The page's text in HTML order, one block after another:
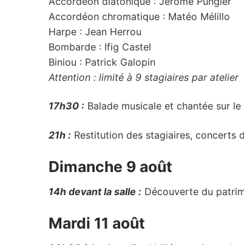
Accordéon chromatique : Matéo Mélillo
Harpe : Jean Herrou
Bombarde : Ifig Castel
Biniou : Patrick Galopin
Attention : limité à 9 stagiaires par atelier
17h30 : Balade musicale et chantée sur
21h : Restitution des stagiaires, concerts
Dimanche 9 août
14h devant la salle : Découverte du
Mardi 11 août